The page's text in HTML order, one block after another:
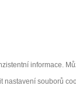
informace.
souborů